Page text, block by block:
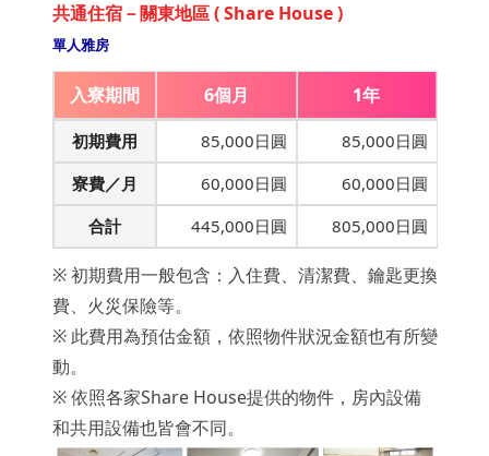
共通住宿－關東地區 ( Share House )
單人雅房
入寮期間 6個月 1年
初期費用 85,000日圓
85,000日圓
寮費／月
60,000日圓
60,000日圓
合計
445,000日圓 805,000日圓
※ 初期費用一般包含：入住費、清潔費、鑰匙更換
費、火災保險等。
※ 此費用為預估金額，依照物件狀況金額也有所變
動。
※ 依照各家Share House提供的物件，房內設備
和共用設備也皆會不同。